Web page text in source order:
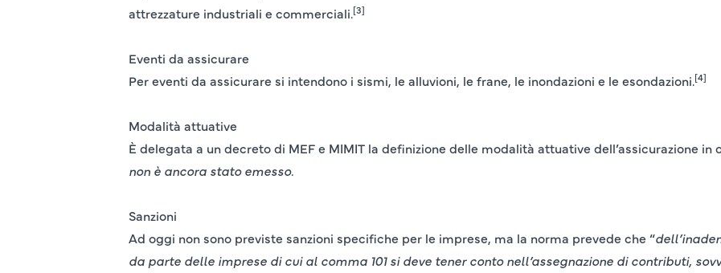
attrezzature industriali e commerciali.[3]
Eventi da assicurare
Per eventi da assicurare si intendono i sismi, le alluvioni, le frane, le inondazioni e le esondazioni.[4]
Modalità attuative
È delegata a un decreto di MEF e MIMIT la definizione delle modalità attuative dell’assicurazione
non è ancora stato emesso.
Sanzioni
Ad oggi non sono previste sanzioni specifiche per le imprese, ma la norma prevede che “
da parte delle imprese di cui al comma 101 si deve tener conto nell’assegnazione di contributi,